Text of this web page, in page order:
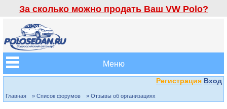
За сколько можно продать Ваш VW Polo?
Меню
Регистрация Вход
Главная » Список форумов » Отзывы об организациях